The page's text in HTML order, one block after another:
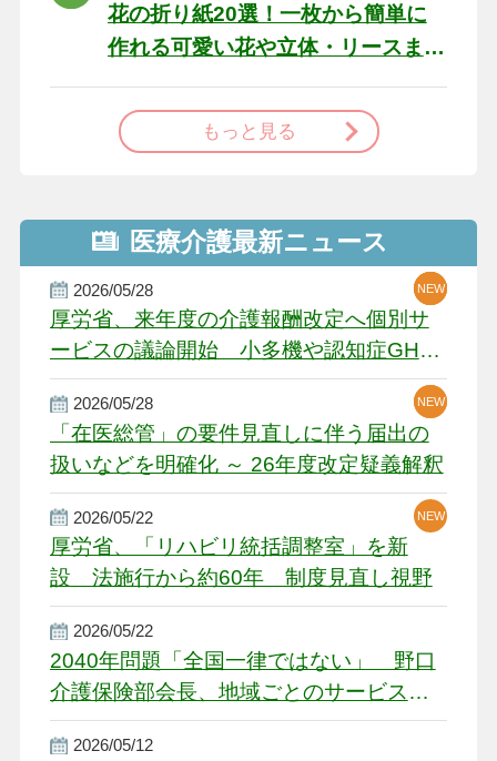
花の折り紙20選！一枚から簡単に
作れる可愛い花や立体・リースま
もっと見る
医療介護最新ニュース
2026/05/28
厚労省、来年度の介護報酬改定へ個別サ
ービスの議論開始 小多機や認知症GH、
厳しい経営環境に危機感
NEW
NEW
NEW
2026/05/28
「在医総管」の要件見直しに伴う届出の
扱いなどを明確化 ～ 26年度改定疑義解釈
NEW
NEW
2026/05/22
厚労省、「リハビリ統括調整室」を新
設 法施行から約60年 制度見直し視野
NEW
2026/05/22
2040年問題「全国一律ではない」 野口
介護保険部会長、地域ごとのサービス基
盤整備を促す
2026/05/12